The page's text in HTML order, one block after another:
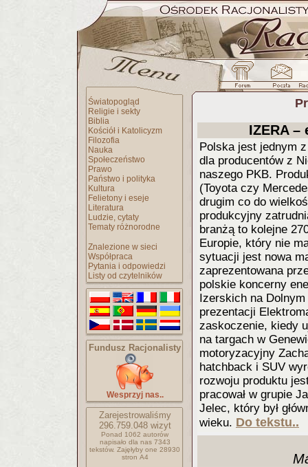
Światopogląd
Religie i sekty
Biblia
Kościół i Katolicyzm
Filozofia
Nauka
Społeczeństwo
Prawo
Państwo i polityka
Kultura
Felietony i eseje
Literatura
Ludzie, cytaty
Tematy różnorodne
Znalezione w sieci
Współpraca
Pytania i odpowiedzi
Listy od czytelników
Fundusz Racjonalisty
Wesprzyj nas..
Zarejestrowaliśmy
296.759.048wizyt
Ponad 1062 autorów
napisało dla nas 7343
tekstów. Zajęłyby one 28930
stron A4
IZERA –
Polska jest jednym
dla producentów z
naszego PKB.
(Toyota czy
drugim co do
produkcyjny
branżą to kolejne
Europie, który nie
sytuacji jest nowa
zaprezentowana
polskie koncerny
Izerskich na
prezentacji
zaskoczenie, kiedy
na targach w
motoryzacyjny
hatchback i SUV
rozwoju produktu
pracował w grupie
Jelec, który był
wieku. Do tekstu..